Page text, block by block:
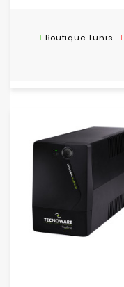
Boutique Tunis